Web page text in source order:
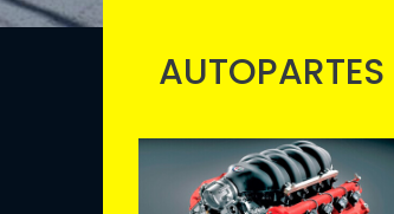
AUTOPARTES